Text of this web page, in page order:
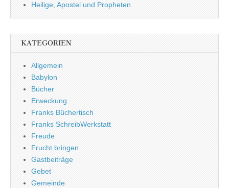
Heilige, Apostel und Propheten
KATEGORIEN
Allgemein
Babylon
Bücher
Erweckung
Franks Büchertisch
Franks SchreibWerkstatt
Freude
Frucht bringen
Gastbeiträge
Gebet
Gemeinde